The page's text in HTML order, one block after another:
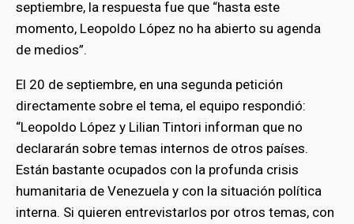
septiembre, la respuesta fue que “hasta este
momento, Leopoldo López no ha abierto su agenda
de medios”.
El 20 de septiembre, en una segunda petición
directamente sobre el tema, el equipo respondió:
“Leopoldo López y Lilian Tintori informan que no
declararán sobre temas internos de otros países.
Están bastante ocupados con la profunda crisis
humanitaria de Venezuela y con la situación política
interna. Si quieren entrevistarlos por otros temas, con